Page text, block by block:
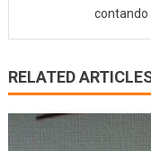
contando
RELATED